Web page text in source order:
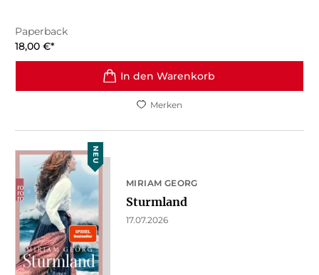
Paperback
18,00 €*
In den Warenkorb
Merken
NEU
MIRIAM GEORG
Sturmland
17.07.2026